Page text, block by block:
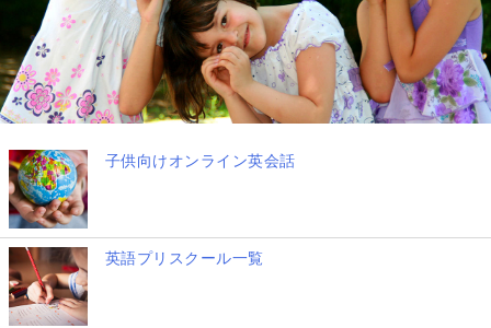
子供向けオンライン英会話
英語プリスクール一覧